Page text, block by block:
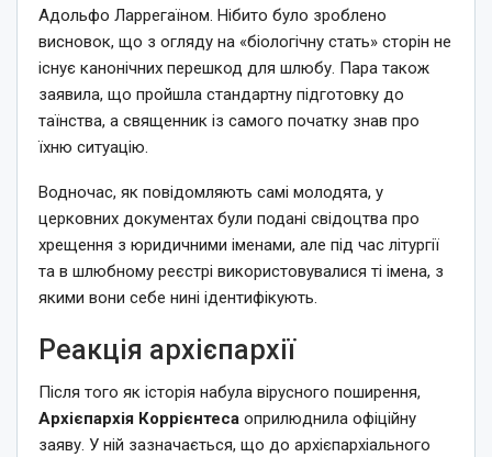
Адольфо Ларрегаїном. Нібито було зроблено
висновок, що з огляду на «біологічну стать» сторін не
існує канонічних перешкод для шлюбу. Пара також
заявила, що пройшла стандартну підготовку до
таїнства, а священник із самого початку знав про
їхню ситуацію.
Водночас, як повідомляють самі молодята, у
церковних документах були подані свідоцтва про
хрещення з юридичними іменами, але під час літургії
та в шлюбному реєстрі використовувалися ті імена, з
якими вони себе нині ідентифікують.
Реакція архієпархії
Після того як історія набула вірусного поширення,
Архієпархія Коррієнтеса оприлюднила офіційну
заяву. У ній зазначається, що до архієпархіального